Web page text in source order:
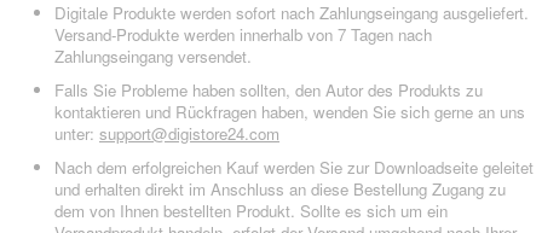
Digitale Produkte werden sofort nach Zahlungseingang ausgeliefert.
Versand-Produkte werden innerhalb von 7 Tagen nach
Zahlungseingang versendet.
Falls Sie Probleme haben sollten, den Autor des Produkts zu
kontaktieren und Rückfragen haben, wenden Sie sich gerne an uns
unter: support@digistore24.com
Nach dem erfolgreichen Kauf werden Sie zur Downloadseite geleitet
und erhalten direkt im Anschluss an diese Bestellung Zugang zu
dem von Ihnen bestellten Produkt. Sollte es sich um ein